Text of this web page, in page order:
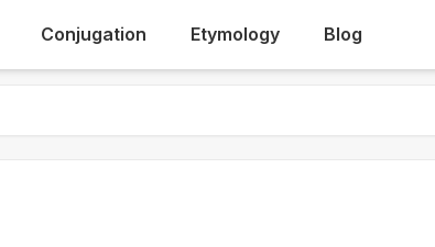
Conjugation Etymology Blog